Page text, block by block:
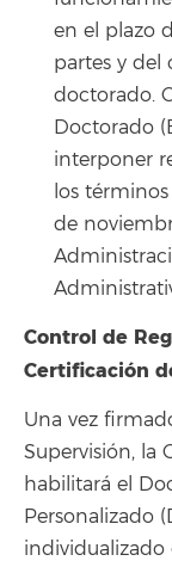
en el plazo
partes y
doctorado.
Doctorado
interponer
los
de
Control de
Certificación
Una vez
Supervisión, la
habilitará el
Personalizado
individualizado